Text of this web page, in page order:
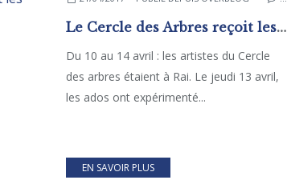
Le Cercle des Arbres reçoit les ados à Rai
Du 10 au 14 avril : les artistes du Cercle
des arbres étaient à Rai. Le jeudi 13 avril,
les ados ont expérimenté...
EN SAVOIR PLUS